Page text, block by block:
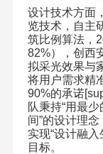
设计技术方面
览技术，自主
筑比例算法，
82%），创西
拟采光效果与
将用户需求精
90%的承诺
队秉持“用最少
间”的设计理念
实现“设计融入
目标。